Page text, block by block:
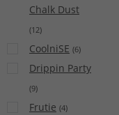
Chalk Dust
(12)
CoolniSE (6)
Drippin Party
(9)
Frutie (4)